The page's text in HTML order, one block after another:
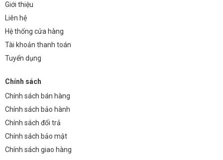
Giới thiệu
Liên hệ
Hệ thống cửa hàng
Tài khoản thanh toán
Tuyển dụng
Chính sách
Chính sách bán hàng
Chính sách bảo hành
Chính sách đổi trả
Chính sách bảo mật
Chính sách giao hàng